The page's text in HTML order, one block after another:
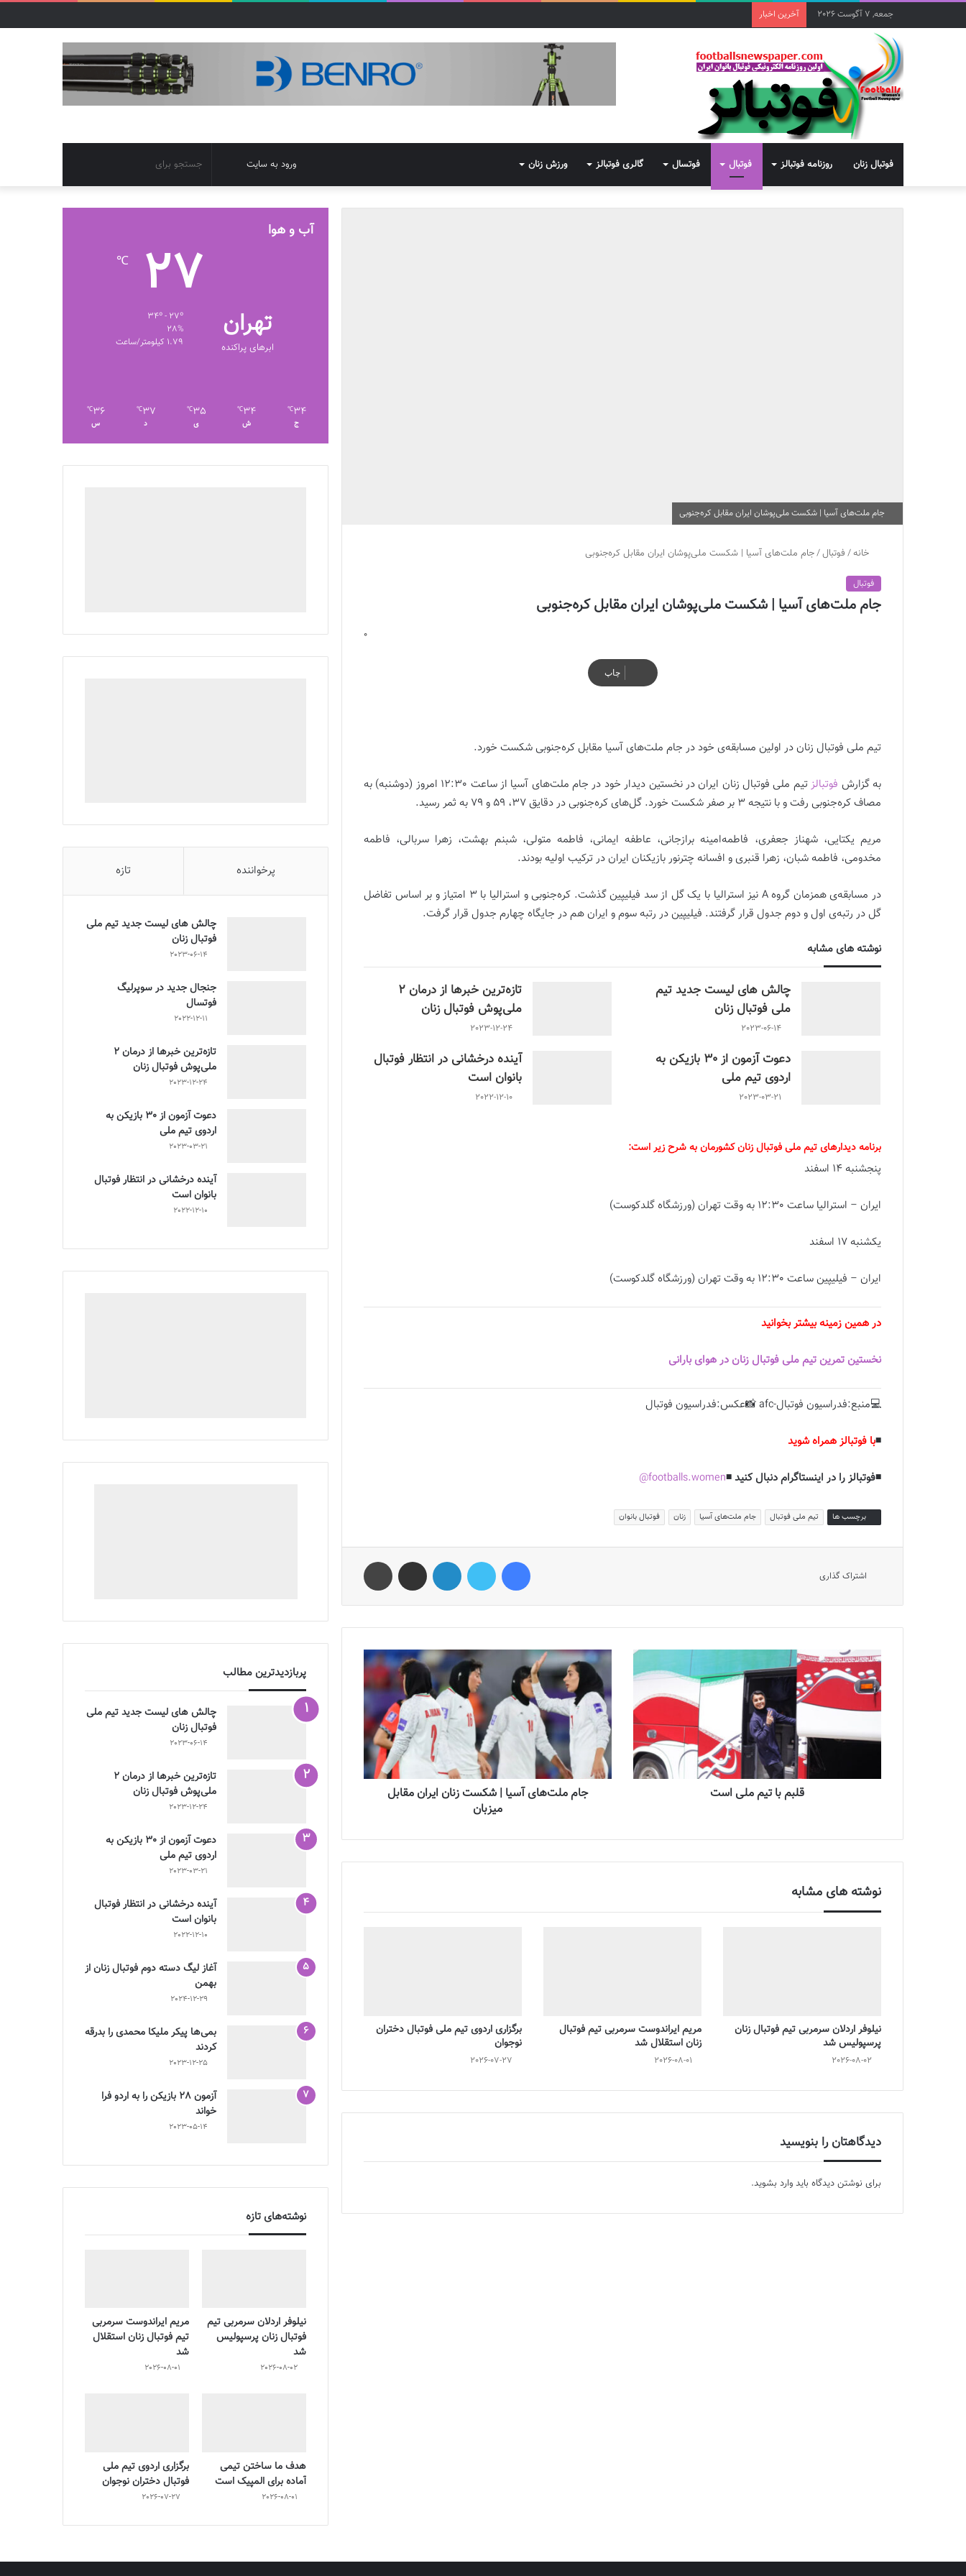
جمعه, 7 آگوست 2026 آخرین اخبار
فوتبال زنان روزنامه فوتبالز فوتبال فوتسال گالری فوتبالز ورزش زنان
برای
تغییر
پوسته
ورود به سایت
جام ملت‌های آسیا | شکست ملی‌پوشان ایران مقابل کره‌جنوبی
خانه/ فوتبال/جام ملت‌های آسیا | شکست ملی‌پوشان ایران مقابل کره‌جنوبی
فوتبال
جام ملت‌های آسیا | شکست ملی‌پوشان ایران مقابل کره‌جنوبی
0
چاپ
تیم ملی فوتبال زنان در اولین مسابقه‌ی خود در جام ملت‌های آسیا مقابل کره‌جنوبی شکست خورد.
به گزارش فوتبالز
تیم ملی فوتبال زنان ایران در نخستین دیدار خود در جام ملت‌های آسیا از ساعت 12:30 امروز (دوشنبه) به
مصاف کره‌جنوبی رفت و با نتیجه 3 بر صفر شکست خورد. گل‌های کره‌جنوبی در دقایق 37، 59 و 79 به ثمر رسید.
مریم یکتایی، شهناز جعفری، فاطمه‌امینه برازجانی، عاطفه ایمانی، فاطمه متولی، شبنم بهشت، زهرا سربالی، فاطمه
مخدومی، فاطمه شبان، زهرا قنبری و افسانه چترنور بازیکنان ایران در ترکیب اولیه بودند.
در مسابقه‌ی همزمان گروه A نیز استرالیا با یک گل از سد فیلیپین گذشت. کره‌جنوبی و استرالیا با ۳ امتیاز و بر اساس تفاضل
گل در رتبه‌ی اول و دوم جدول قرار گرفتند. فیلیپین در رتبه سوم و ایران هم در جایگاه چهارم جدول قرار گرفت.
نوشته های مشابه
چالش هاى ليست جدید تيم
ملى فوتبال زنان
2023-06-14
تازه‌ترین خبرها از درمان ۲
ملی‌پوش فوتبال زنان
2023-12-24
دعوت آزمون از 30 بازیکن به
اردوی تیم ملی
2023-03-21
آینده درخشانی در انتظار فوتبال
بانوان است
2022-12-10
برنامه دیدارهای تیم ملی فوتبال زنان کشورمان به شرح زیر است:
پنجشنبه 14 اسفند
ایران – استرالیا ساعت 12:30 به وقت تهران (ورزشگاه گلدکوست)
یکشنبه 17 اسفند
ایران – فیلیپین ساعت 12:30 به وقت تهران (ورزشگاه گلدکوست)
در همین زمینه بیشتر بخوانید
نخستین تمرین تیم ملی فوتبال زنان در هوای بارانی
💻منبع:فدراسیون فوتبال-afc 📸عکس:فدراسیون فوتبال
◾️با فوتبالز همراه شوید
◾️فوتبالز را در اینستاگرام دنبال کنید ◾️footballs.women@
برچسب ها تیم ملی فوتبال جام ملت‌های آسیا زنان فوتبال بانوان
اشتراک گذاری
قلبم با تیم ملی است
جام ملت‌های آسیا | شکست زنان ایران مقابل
میزبان
نوشته های مشابه
نیلوفر اردلان سرمربی تیم فوتبال زنان
پرسپولیس شد
2026-08-02
مریم ایراندوست سرمربی تیم فوتبال
زنان استقلال شد
2026-08-01
برگزاری اردوی تیم ملی فوتبال دختران
نوجوان
2026-07-27
دیدگاهتان را بنویسید
برای نوشتن دیدگاه باید وارد بشوید.
آب و هوا
تهران
ابرهای پراکنده
27
℃
28%
1.79 کیلومتر/ساعت
34
℃
ج
34
℃
ش
35
℃
ی
37
℃
د
36
℃
س
پرخواننده تازه
چالش هاى ليست جدید تيم ملى
فوتبال زنان
2023-06-14
جنجال جدید در سوپرلیگ
فوتسال
2022-12-11
تازه‌ترین خبرها از درمان ۲
ملی‌پوش فوتبال زنان
2023-12-24
دعوت آزمون از 30 بازیکن به
اردوی تیم ملی
2023-03-21
آینده درخشانی در انتظار فوتبال
بانوان است
2022-12-10
پربازدیدترین مطالب
چالش هاى ليست جدید تيم ملى
فوتبال زنان
2023-06-14
تازه‌ترین خبرها از درمان ۲
ملی‌پوش فوتبال زنان
2023-12-24
دعوت آزمون از 30 بازیکن به
اردوی تیم ملی
2023-03-21
آینده درخشانی در انتظار فوتبال
بانوان است
2022-12-10
آغاز لیگ دسته دوم فوتبال زنان از
بهمن
2024-12-29
بمی‌ها پیکر ملیکا محمدی را بدرقه
کردند
2023-12-25
آزمون 28 بازیکن را به اردو فرا
خواند
2023-05-14
نوشته‌های تازه
نیلوفر اردلان سرمربی تیم
فوتبال زنان پرسپولیس
شد
2026-08-02
مریم ایراندوست سرمربی
تیم فوتبال زنان استقلال
شد
2026-08-01
هدف ما ساختن تیمی
آماده برای المپیک است
2026-08-01
برگزاری اردوی تیم ملی
فوتبال دختران نوجوان
2026-07-27